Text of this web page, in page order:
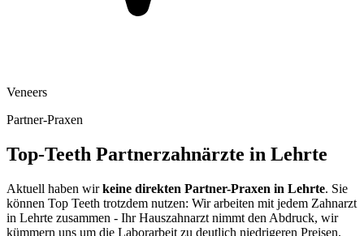
Veneers
Partner-Praxen
Top-Teeth Partnerzahnärzte in Lehrte
Aktuell haben wirkeine direkten Partner-Praxen in Lehrte. Sie
können Top Teeth trotzdem nutzen: Wir arbeiten mit jedem Zahnarzt
in Lehrte zusammen - Ihr Hauszahnarzt nimmt den Abdruck, wir
kümmern uns um die Laborarbeit zu deutlich niedrigeren Preisen.